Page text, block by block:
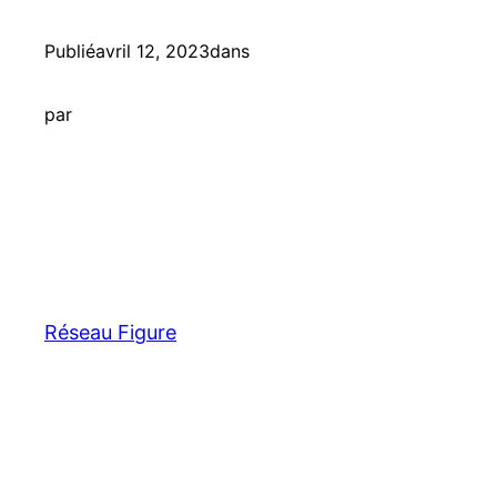
Publiéavril 12, 2023dans
par
Réseau Figure